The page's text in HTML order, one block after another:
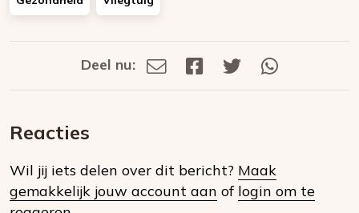
Deel
social
Deel nu:
Deel
Deel
Deel
Reacties
Wil jij iets delen over dit bericht? Maak
gemakkelijk jouw account aan of login om te